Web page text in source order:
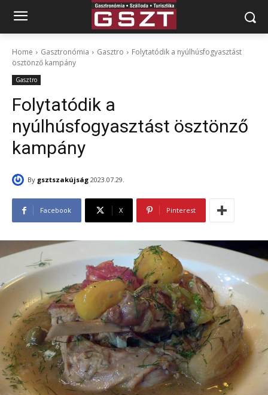
Home Gasztronómia Gasztro
Folytatódik a nyúlhúsfogyasztást
ösztönző kampány
Gasztro
Folytatódik a
nyúlhúsfogyasztást ösztönző
kampány
By gsztszakújság 2023.07.29.
Facebook X Pinterest